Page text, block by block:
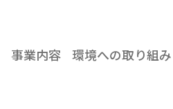
事業内容 環境への取り組み